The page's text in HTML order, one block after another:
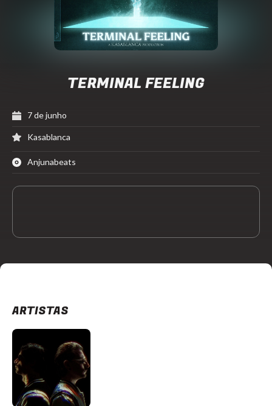
TERMINAL FEELING
7 de junho
Kasablanca
Anjunabeats
ARTISTAS